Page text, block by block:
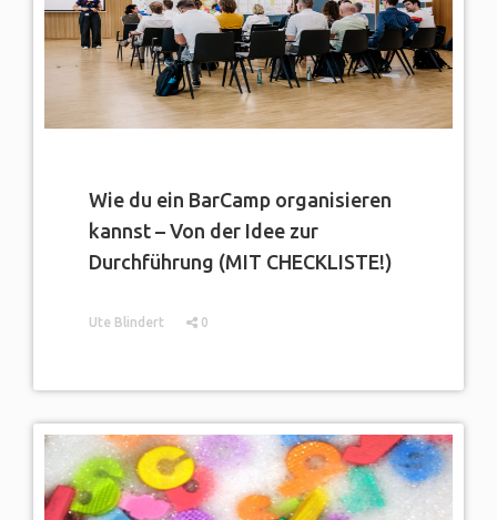
Wie du ein BarCamp organisieren
kannst – Von der Idee zur
Durchführung (MIT CHECKLISTE!)
Ute Blindert 0